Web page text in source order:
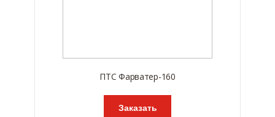
ПТС Фарватер-160
Заказать